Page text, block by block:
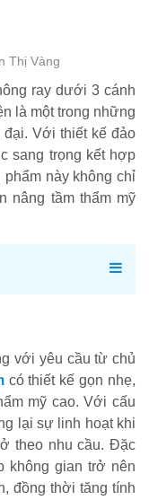
Thị Vàng
ray dưới 3 cánh
là một trong những
Với thiết kế đảo
sang trọng kết hợp
này không chỉ
nâng tầm thẩm mỹ
với yêu cầu từ chủ
có thiết kế gọn nhẹ,
mỹ cao. Với cấu
lại sự linh hoạt khi
theo nhu cầu. Đặc
không gian trở nên
đồng thời tăng tính